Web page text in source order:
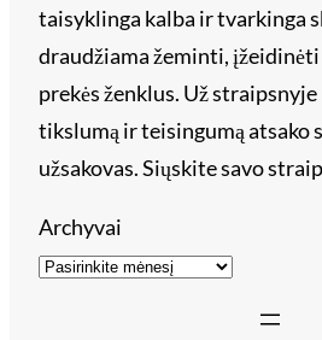
taisyklinga kalba ir tvarkinga
draudžiama žeminti, įžeidinėti
prekės ženklus. Už
tikslumą ir teisingumą atsako
užsakovas. Siųskite savo
Archyvai